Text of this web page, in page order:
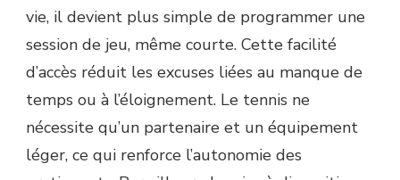
vie, il devient plus simple de programmer une
session de jeu, même courte. Cette facilité
d’accès réduit les excuses liées au manque de
temps ou à l’éloignement. Le tennis ne
nécessite qu’un partenaire et un équipement
léger, ce qui renforce l’autonomie des